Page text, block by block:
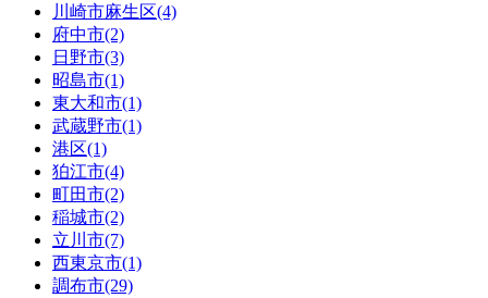
川崎市麻生区(4)
府中市(2)
日野市(3)
昭島市(1)
東大和市(1)
武蔵野市(1)
港区(1)
狛江市(4)
町田市(2)
稲城市(2)
立川市(7)
西東京市(1)
調布市(29)